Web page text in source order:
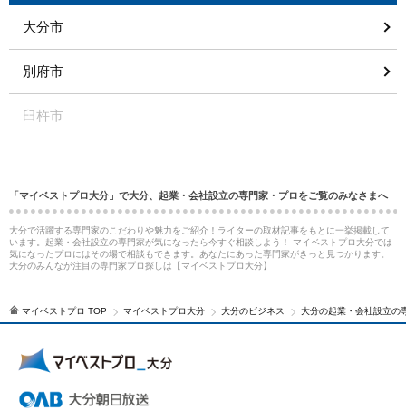
大分市
別府市
臼杵市
「マイベストプロ大分」で大分、起業・会社設立の専門家・プロをご覧のみなさまへ
大分で活躍する専門家のこだわりや魅力をご紹介！ライターの取材記事をもとに一挙掲載して
います。起業・会社設立の専門家が気になったら今すぐ相談しよう！ マイベストプロ大分では
気になったプロにはその場で相談もできます。あなたにあった専門家がきっと見つかります。
大分のみんなが注目の専門家プロ探しは【マイベストプロ大分】
マイベストプロ TOP マイベストプロ大分 大分のビジネス 大分の起業・会社設立の